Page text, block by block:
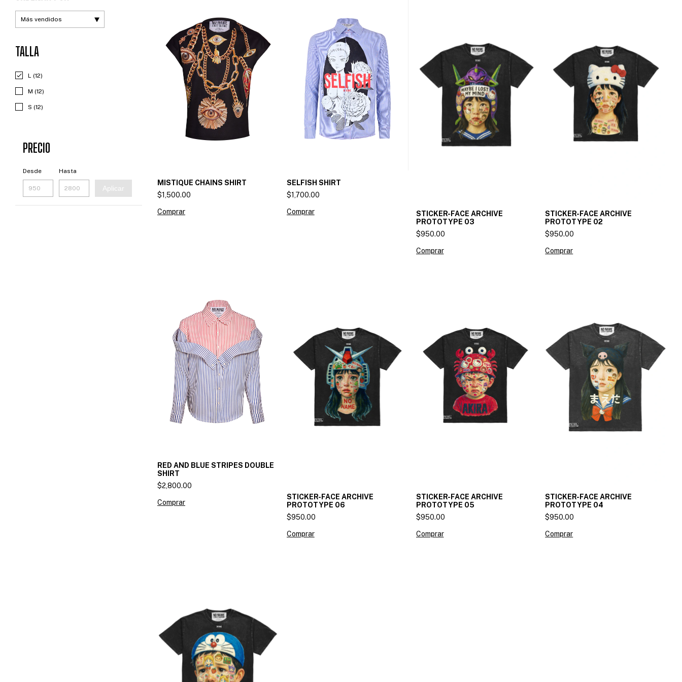
TALLA
L (12)
M (12)
S (12)
PRECIO
Desde Hasta
Aplicar
MISTIQUE CHAINS SHIRT
$1,500.00
Comprar
SELFISH SHIRT
$1,700.00
Comprar
STICKER-FACE ARCHIVE
PROTOTYPE 03
$950.00
Comprar
STICKER-FACE ARCHIVE
PROTOTYPE 02
$950.00
Comprar
RED AND BLUE STRIPES DOUBLE
SHIRT
$2,800.00
Comprar
STICKER-FACE ARCHIVE
PROTOTYPE 06
$950.00
Comprar
STICKER-FACE ARCHIVE
PROTOTYPE 05
$950.00
Comprar
STICKER-FACE ARCHIVE
PROTOTYPE 04
$950.00
Comprar